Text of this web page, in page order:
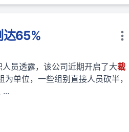
达65%
员透露，该公司近期开启了大裁
单位，一些组别直接人员砍半，
...